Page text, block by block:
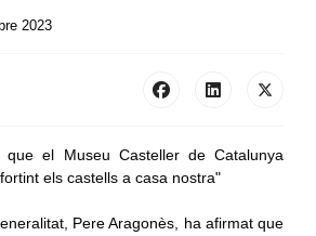
2023
Pere Aragonès, ha afirmat que